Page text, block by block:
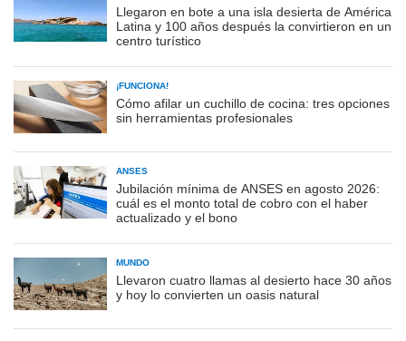
Llegaron en bote a una isla desierta de América
Latina y 100 años después la convirtieron en un
centro turístico
¡FUNCIONA!
Cómo afilar un cuchillo de cocina: tres opciones
sin herramientas profesionales
ANSES
Jubilación mínima de ANSES en agosto 2026:
cuál es el monto total de cobro con el haber
actualizado y el bono
MUNDO
Llevaron cuatro llamas al desierto hace 30 años
y hoy lo convierten un oasis natural